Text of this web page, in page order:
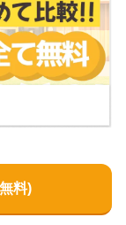
料)